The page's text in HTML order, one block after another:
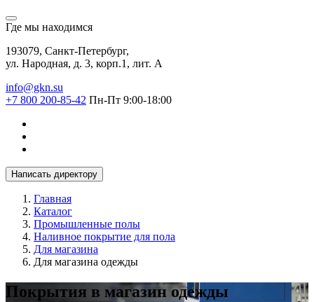
Где мы находимся
193079, Санкт-Петербург,
ул. Народная, д. 3, корп.1, лит. А
info@gkn.su
+7 800 200-85-42 Пн-Пт 9:00-18:00
Написать директору
Главная
Каталог
Промышленные полы
Наливное покрытие для пола
Для магазина
Для магазина одежды
Покрытия в магазин одежды